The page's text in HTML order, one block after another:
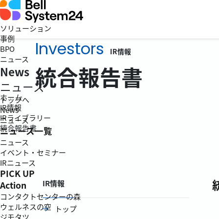
ソリューション
事例
BPO
ニュース
News
ニュース
トップへ
News
ニュース
ニュース一覧
ニュース
イベント・セミナー
IRニュース
PICK UP
Action
コンタクトセンターの森
ウェルネスの空
ジモタツ
Investors IR情報
統合報告書
ホーム
IR情報
IRライブラリー
統合報告書
IR情報
トップ